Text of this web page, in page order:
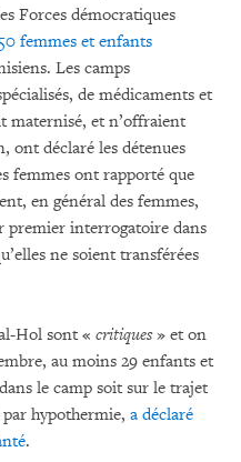
Forces démocratiques
femmes et enfants
Les camps
de médicaments et
maternisé, et n’offraient
ont déclaré les détenues
femmes ont rapporté que
en général des femmes,
premier interrogatoire dans
ne soient transférées
Hol sont « critiques» et on
au moins 29 enfants et
le camp soit sur le trajet
hypothermie, a déclaré
.